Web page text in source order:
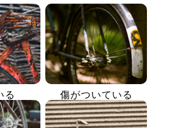
る 傷がついている